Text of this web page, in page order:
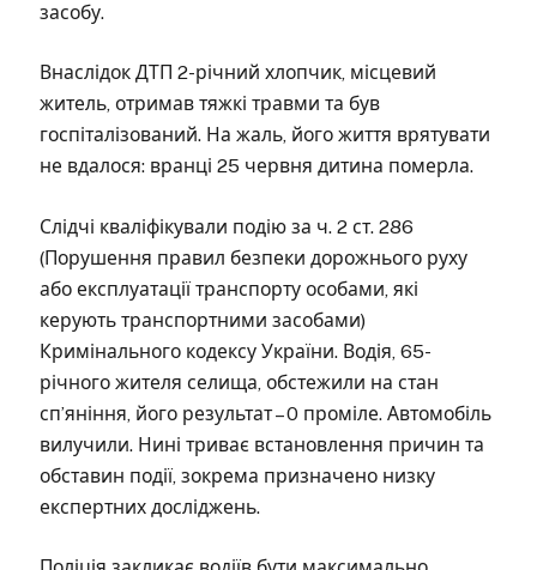
засобу.
Внаслідок ДТП 2-річний хлопчик, місцевий
житель, отримав тяжкі травми та був
госпіталізований. На жаль, його життя врятувати
не вдалося: вранці 25 червня дитина померла.
Слідчі кваліфікували подію за ч. 2 ст. 286
(Порушення правил безпеки дорожнього руху
або експлуатації транспорту особами, які
керують транспортними засобами)
Кримінального кодексу України. Водія, 65-
річного жителя селища, обстежили на стан
сп’яніння, його результат – 0 проміле. Автомобіль
вилучили. Нині триває встановлення причин та
обставин події, зокрема призначено низку
експертних досліджень.